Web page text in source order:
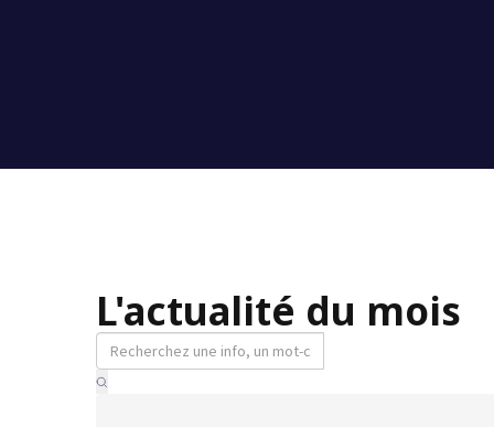
L'actualité du mois